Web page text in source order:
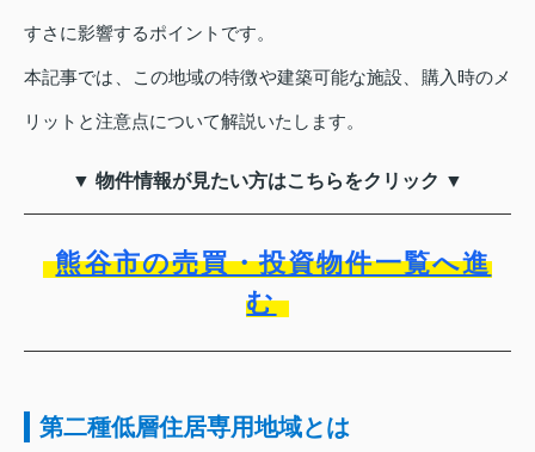
すさに影響するポイントです。
本記事では、この地域の特徴や建築可能な施設、購入時のメ
リットと注意点について解説いたします。
▼ 物件情報が見たい方はこちらをクリック ▼
熊谷市の売買・投資物件一覧へ進
む
第二種低層住居専用地域とは